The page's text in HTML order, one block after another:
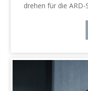
drehen für die ARD-